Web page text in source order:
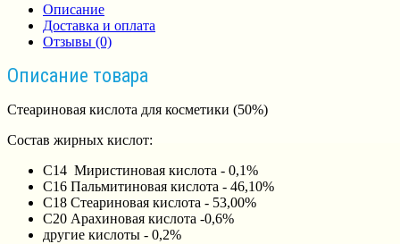
Описание
Доставка и оплата
Отзывы (0)
Описание товара
Стеариновая кислота для косметики (50%)
Состав жирных кислот:
С14 Миристиновая кислота - 0,1%
С16 Пальмитиновая кислота - 46,10%
С18 Стеариновая кислота - 53,00%
С20 Арахиновая кислота -0,6%
другие кислоты - 0,2%